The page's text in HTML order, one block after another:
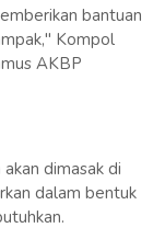
bantuan
Kompol
AKBP
dimasak di
dalam bentuk